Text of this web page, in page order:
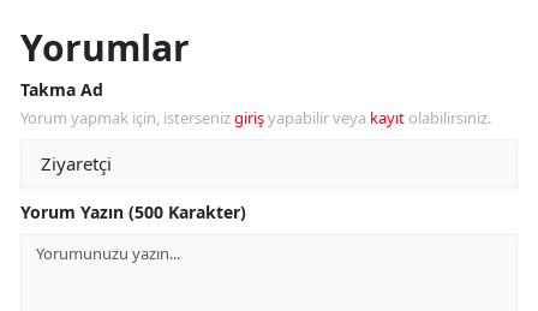
Yorumlar
Takma Ad
Yorum yapmak için, istersenizgirişyapabilir veya kayıt olabilirsiniz.
Yorum Yazın (500 Karakter)